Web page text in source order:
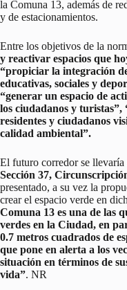
la Comuna 13, además de
y de estacionamientos.
Entre los objetivos de la
y reactivar espacios que
“propiciar la integración
educativas, sociales y
“generar un espacio de
los ciudadanos y
residentes y ciudadanos
calidad ambiental”.
El futuro corredor se llevaría
Sección 37,
presentado, a su vez la
crear el espacio verde en
Comuna 13 es una de las
verdes en la Ciudad, en
0.7 metros cuadrados de
que pone en alerta a los
situación en términos de
vida”. NR